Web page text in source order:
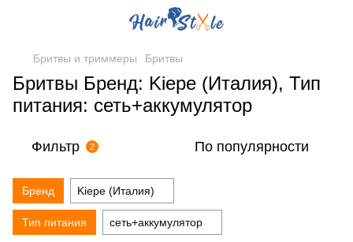
Бритвы и триммеры Бритвы
Бритвы Бренд: Kiepe (Италия), Тип
питания: сеть+аккумулятор
Фильтр 2 По популярности
Бренд Kiepe (Италия)
Тип питания сеть+аккумулятор